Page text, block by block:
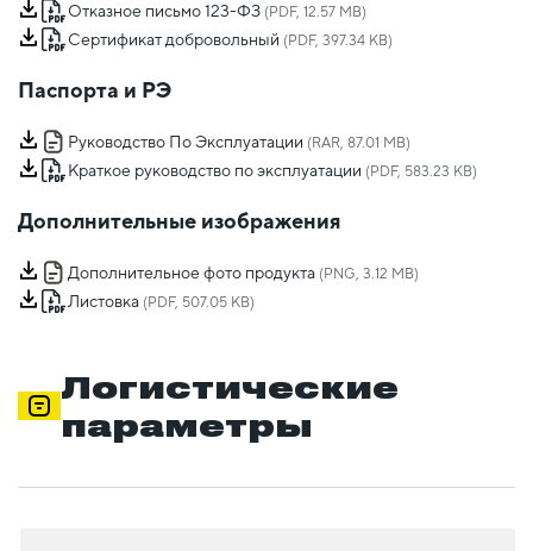
Отказное письмо 123-ФЗ (PDF, 12.57 MB)
Сертификат добровольный (PDF, 397.34 KB)
Паспорта и РЭ
Руководство По Эксплуатации (RAR, 87.01 MB)
Краткое руководство по эксплуатации (PDF, 583.23 KB)
Дополнительные изображения
Дополнительное фото продукта (PNG, 3.12 MB)
Листовка (PDF, 507.05 KB)
Логистические
параметры